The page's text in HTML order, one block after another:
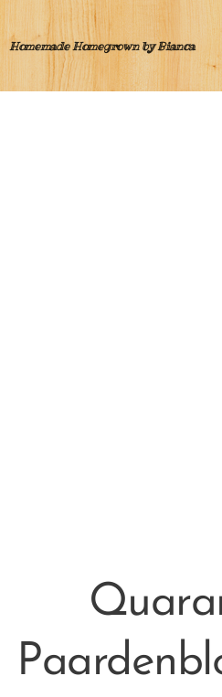
Homemade Homegrown by Bianca